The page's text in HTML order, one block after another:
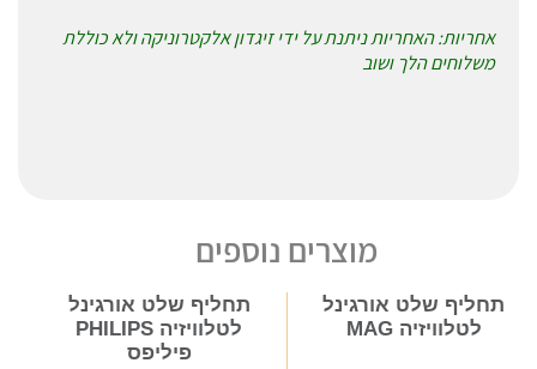
אחריות: האחריות ניתנת על ידי זיגדון אלקטרוניקה ולא כוללת
משלוחים הלך ושוב
מוצרים נוספים
תחליף שלט אורגינל
לטלוויזיה MAG
תחליף שלט אורגינל
לטלוויזיה PHILIPS
פיליפס